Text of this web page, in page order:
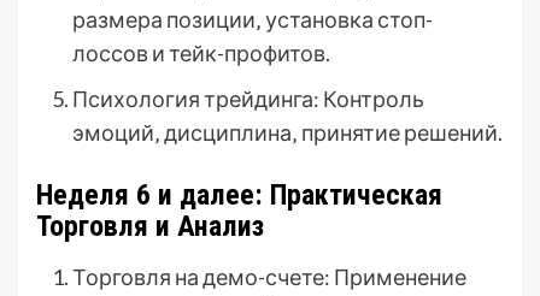
размера позиции‚ установка стоп-
лоссов и тейк-профитов.
Психология трейдинга: Контроль
эмоций‚ дисциплина‚ принятие решений.
Неделя 6 и далее: Практическая
Торговля и Анализ
Торговля на демо-счете: Применение